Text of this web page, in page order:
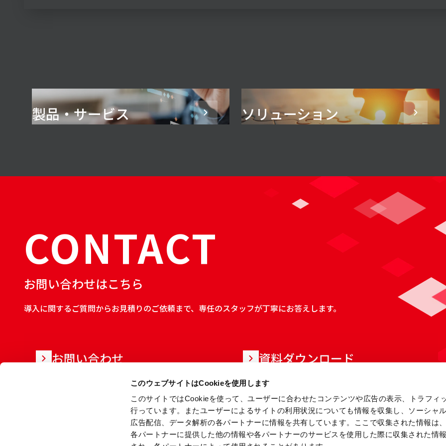
このウェブサイトはCookieを使用します
このサイトではCookieを使って、ユーザーに合わせたコンテンツや広告の表示、トラフィ
行っています。またユーザーによるサイトの利用状況についても情報を収集し、ソーシャ
広告配信、データ解析の各パートナーに情報を共有しています。ここで収集された情報は
各パートナーに提供した他の情報や各パートナーのサービスを使用した際に収集された情
製品・サービス ソリューション
CONTACT
お問い合わせはこちら
導入に関するご質問からお見積りのご依頼まで、専任のスタッフが丁寧にお答えします。
お問い合わせ 資料ダウンロード